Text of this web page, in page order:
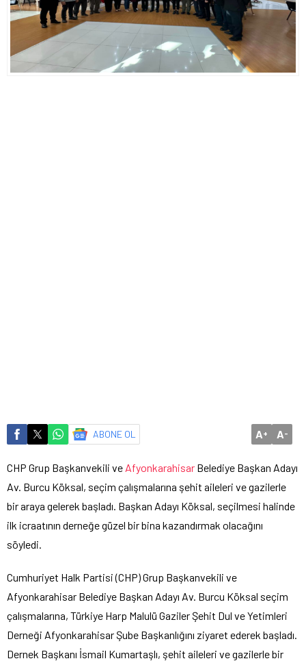
ABONE OL A+ A-
CHP Grup Başkanvekili ve Afyonkarahisar Belediye Başkan Adayı
Av. Burcu Köksal, seçim çalışmalarına şehit aileleri ve gazilerle
bir araya gelerek başladı. Başkan Adayı Köksal, seçilmesi halinde
ilk icraatının derneğe güzel bir bina kazandırmak olacağını
söyledi.
Cumhuriyet Halk Partisi (CHP) Grup Başkanvekili ve
Afyonkarahisar Belediye Başkan Adayı Av. Burcu Köksal seçim
çalışmalarına, Türkiye Harp Malulü Gaziler Şehit Dul ve Yetimleri
Derneği Afyonkarahisar Şube Başkanlığını ziyaret ederek başladı.
Dernek Başkanı İsmail Kumartaşlı, şehit aileleri ve gazilerle bir